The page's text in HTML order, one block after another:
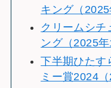
キング（2025
クリームシチ
ング（2025年
下半期ひたす
ミー賞2024